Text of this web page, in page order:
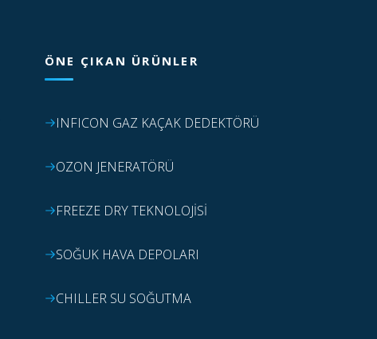
ÖNE ÇIKAN ÜRÜNLER
INFICON GAZ KAÇAK DEDEKTÖRÜ
OZON JENERATÖRÜ
FREEZE DRY TEKNOLOJİSİ
SOĞUK HAVA DEPOLARI
CHILLER SU SOĞUTMA